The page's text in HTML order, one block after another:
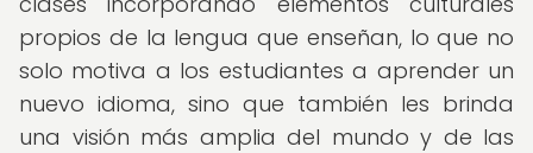
propios de la lengua que enseñan, lo que no
solo motiva a los estudiantes a aprender un
nuevo idioma, sino que también les brinda
una visión más amplia del mundo y de las